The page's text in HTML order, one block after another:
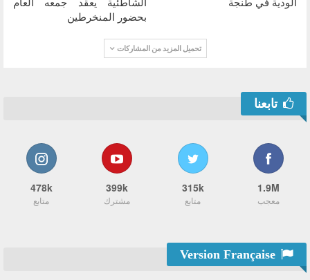
الودية في طنجة
الشاطئية يعقد جمعه العام
بحضور المنخرطين
تحميل المزيد من المشاركات
تابعنا
1.9M
معجب
315k
متابع
399k
مشترك
478k
متابع